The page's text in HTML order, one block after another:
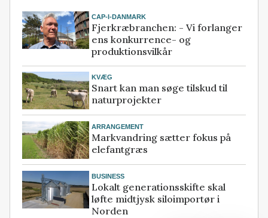
CAP-I-DANMARK
Fjerkræbranchen: - Vi forlanger
ens konkurrence- og
produktionsvilkår
KVÆG
Snart kan man søge tilskud til
naturprojekter
ARRANGEMENT
Markvandring sætter fokus på
elefantgræs
BUSINESS
Lokalt generationsskifte skal
løfte midtjysk siloimportør i
Norden